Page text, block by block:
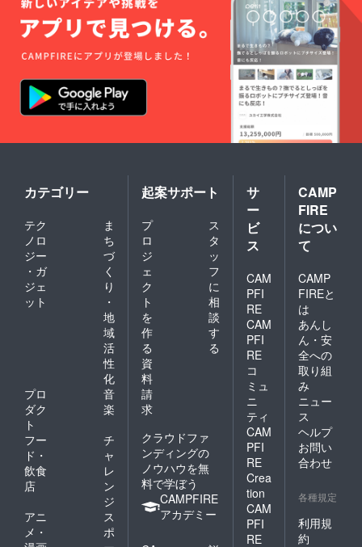
カテゴリー
テク
ノロ
ジー
・ガ
ジェ
ット
ま
ち
づ
く
り
・
地
域
活
性
化
プロ
ダク
ト
音
楽
フー
ド・
飲食
店
チ
ャ
レ
ン
ジ
アニ
メ・
ス
ポ
起案サポート
プ
ロ
ジ
ェ
ク
ト
を
作
る
ス
タ
ッ
フ
に
相
談
す
る
資
料
請
求
クラウドファ
ンディングの
ノウハウを無
料で学ぼう
CAMPFIRE
アカデミー
サ
ー
ビ
ス
CAM
PFI
RE
CAM
PFI
RE
コ
ミュ
ニ
ティ
CAM
PFI
RE
Crea
tion
CAM
PFI
RE
CAMP
FIRE
につい
て
CAMP
FIREと
は
あんし
ん・安
全への
取り組
み
ニュー
ス
ヘルプ
お問い
合わせ
各種規定
利用規
約